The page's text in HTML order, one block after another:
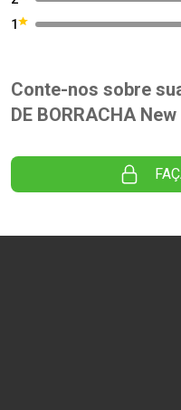
1
Conte-nos sobre
DE BORRACHA